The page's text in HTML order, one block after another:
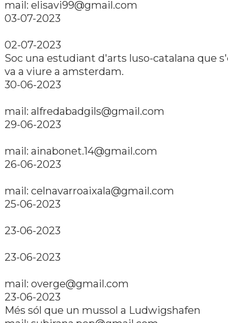
mail: elisavi99@gmail.com
03-07-2023
02-07-2023
Soc una estudiant d'arts luso-catalana que
va a viure a amsterdam.
30-06-2023
mail: alfredabadgils@gmail.com
29-06-2023
mail: ainabonet.14@gmail.com
26-06-2023
mail: celnavarroaixala@gmail.com
25-06-2023
23-06-2023
23-06-2023
mail: overge@gmail.com
23-06-2023
Més sól que un mussol a Ludwigshafen